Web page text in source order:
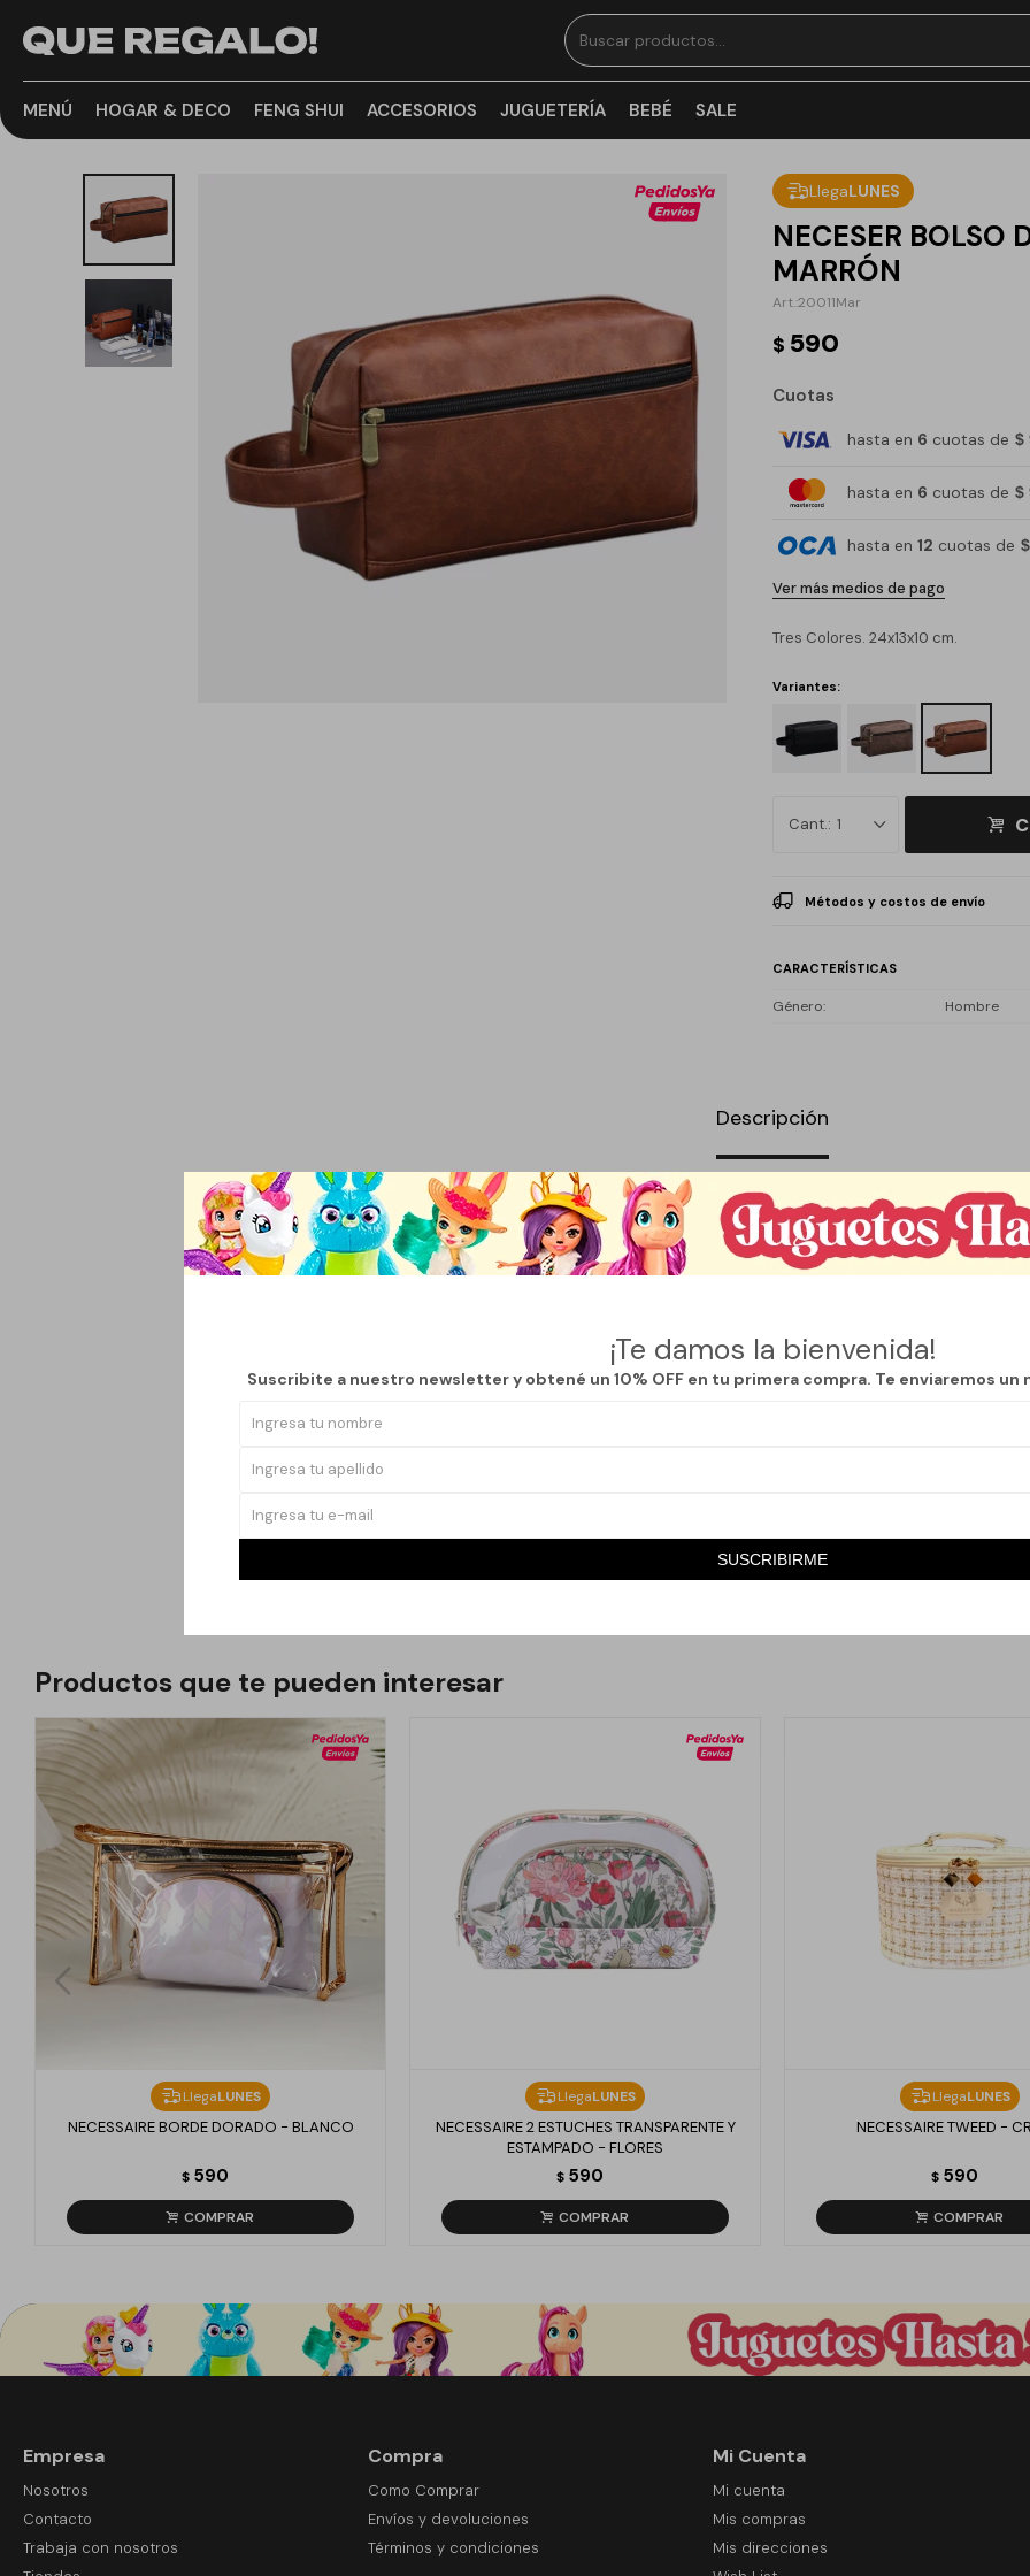
¡Te damos la bienvenida!
Suscribite a nuestro newsletter y obtené un 10% OFF en tu primera compra. Te enviaremos
SUSCRIBIRME
MENÚ HOGAR & DECO FENG SHUI ACCESORIOS JUGUETERÍA BEBÉ SALE
LlegaLUNES
NECESER
MARRÓN
20011Mar
$ 590
Cuotas
hasta en 6 cuotas de $
hasta en 6 cuotas de $
hasta en 12 cuotas de
Ver más medios de pago
Tres Colores. 24x13x10 cm.
Variantes:
1
Métodos y costos de envío
CARACTERÍSTICAS
Género Hombre
Descripción
Presentamos el Neceser Bolso Masculino de Mano de la marca Que Regalo, diseñado
hombre moderno que busca funcionalidad y estilo en su día a día. Con un tamaño compacto
cm de alto y 10 cm de ancho, es perfecto para llevar lo esencial de manera organizada y
cada artículo esté al alcance de la mano. Su diseño pulcro y contemporáneo combina con
atuendos, haciendo que sea un accesorio versátil que no puede faltar en el armario masculino.
diferentes entornos. Además, su estructura permite un fácil acceso, facilitando la
personales y de higiene.
Productos que te pueden interesar
LlegaLUNES
NECESSAIRE BORDE DORADO - BLANCO
$ 590
LlegaLUNES
NECESSAIRE 2 ESTUCHES TRANSPARENTE Y
ESTAMPADO - FLORES
$ 590
LlegaLUNES
NECESSAIRE TWEED -
$ 590
Empresa
Nosotros
Contacto
Trabaja con nosotros
Compra
Como Comprar
Envíos y devoluciones
Términos y condiciones
Mi Cuenta
Mi cuenta
Mis compras
Mis direcciones